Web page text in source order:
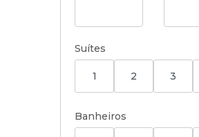
Suítes
1 2 3
Banheiros